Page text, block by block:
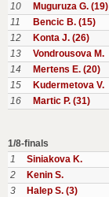
10
Muguruza G. (19)
11
Bencic B. (15)
12
Konta J. (26)
13
Vondrousova M.
14
Mertens E. (20)
15
Kudermetova V.
16
Martic P. (31)
1/8-finals
1
Siniakova K.
2
Kenin S.
3
Halep S. (3)